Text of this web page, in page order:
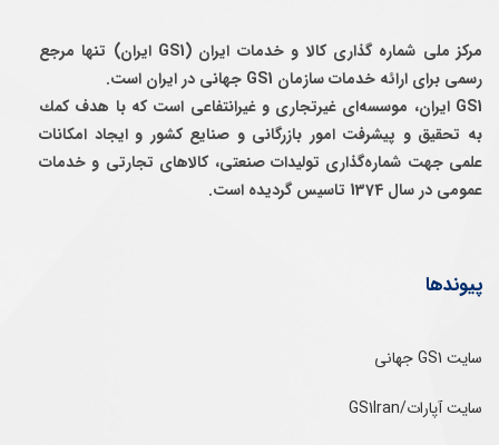
مرکز ملی شماره گذاری کالا و خدمات ایران (GS1 ایران) تنها مرجع
رسمی برای ارائه خدمات سازمان GS1 جهانی در ایران است.
GS1 ایران، موسسه‌ای غيرتجاری و غيرانتفاعی است كه با هدف كمك
به تحقيق و پيشرفت امور بازرگانی و صنايع كشور و ايجاد امكانات
علمی جهت شماره‌گذاری توليدات صنعتی، كالاهای تجارتی و خدمات
عمومی در سال 1374 تاسيس گرديده است.
پیوندها
سایت GS1 جهانی
سایت آپارات/GS1Iran